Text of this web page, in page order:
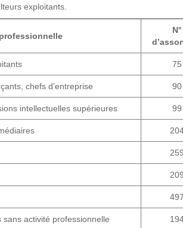
exploitants.
N°
75
chefs d’entreprise 90
intellectuelles supérieures 99
sans activité professionnelle